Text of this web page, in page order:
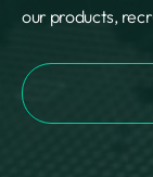
our products,